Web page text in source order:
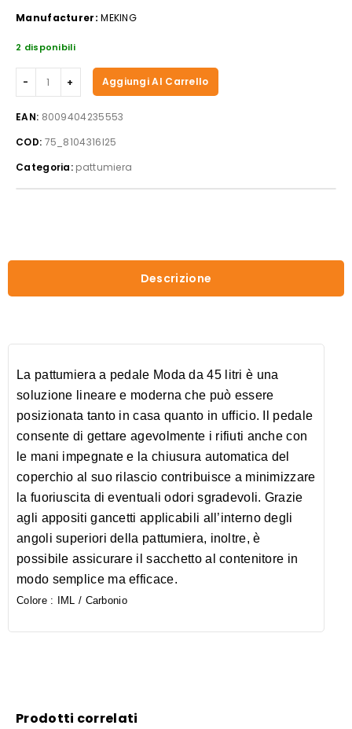
Manufacturer: MEKING
2 disponibili
Pattumiera
a
pedale
ganci
per
Aggiungi Al Carrello
EAN: 8009404235553
COD: 75_8104316I25
Categoria: pattumiera
Descrizione
La pattumiera a pedale Moda da 45 litri è una
soluzione lineare e moderna che può essere
posizionata tanto in casa quanto in ufficio. Il pedale
consente di gettare agevolmente i rifiuti anche con
le mani impegnate e la chiusura automatica del
coperchio al suo rilascio contribuisce a minimizzare
la fuoriuscita di eventuali odori sgradevoli. Grazie
agli appositi gancetti applicabili all’interno degli
angoli superiori della pattumiera, inoltre, è
possibile assicurare il sacchetto al contenitore in
modo semplice ma efficace.
Colore : IML / Carbonio
Prodotti correlati